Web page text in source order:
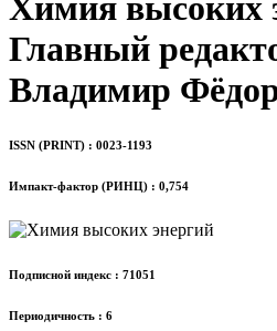
Химия высоких
Главный
Владимир
ISSN (PRINT) : 0023-1193
Импакт-фактор (РИНЦ) : 0,754
Подписной индекс : 71051
Периодичность : 6